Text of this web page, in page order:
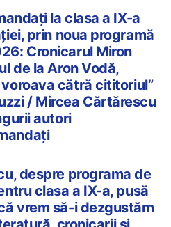
la clasa a IX-a
prin noua programă
Cronicarul Miron
de la Aron Vodă,
cătră cititoriul”
/ Mircea Cărtărescu
autori
despre programa de
clasa a IX-a, pusă
vrem să-i dezgustăm